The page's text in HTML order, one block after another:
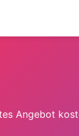
Angebot